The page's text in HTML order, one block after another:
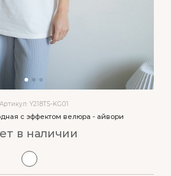
Артикул: Y218TS-KG01
с эффектом велюра - айвори
в наличии